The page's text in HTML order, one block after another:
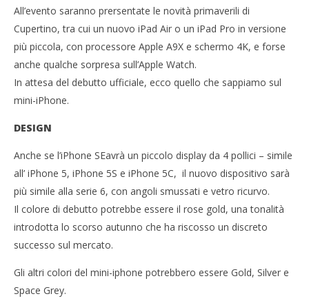
14/03/2016
letizia
All’evento saranno prersentate le novità primaverili di
Cupertino, tra cui un nuovo iPad Air o un iPad Pro in versione
più piccola, con processore Apple A9X e schermo 4K, e forse
anche qualche sorpresa sull’Apple Watch.
In attesa del debutto ufficiale, ecco quello che sappiamo sul
mini-iPhone.
DESIGN
Anche se l’iPhone SEavrà un piccolo display da 4 pollici – simile
all’ iPhone 5, iPhone 5S e iPhone 5C, il nuovo dispositivo sarà
più simile alla serie 6, con angoli smussati e vetro ricurvo.
Il colore di debutto potrebbe essere il rose gold, una tonalità
introdotta lo scorso autunno che ha riscosso un discreto
successo sul mercato.
Gli altri colori del mini-iphone potrebbero essere Gold, Silver e
Space Grey.